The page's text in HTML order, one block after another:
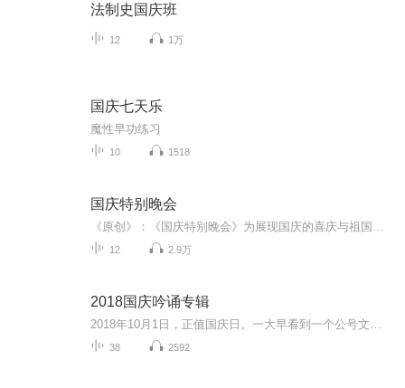
法制史国庆班
12 1万
国庆七天乐
魔性早功练习
10 1518
国庆特别晚会
12 2.9万
2018国庆吟诵专辑
38 2592